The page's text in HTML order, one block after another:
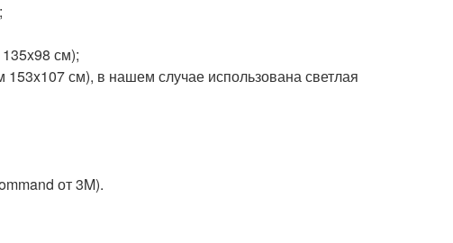
см);
см), в нашем случае использована светлая
от 3M).